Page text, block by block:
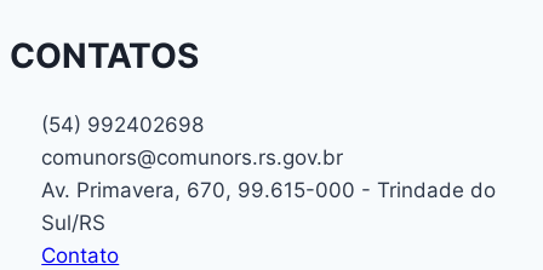
CONTATOS
(54) 992402698
comunors@comunors.rs.gov.br
Av. Primavera, 670, 99.615-000 - Trindade do
Sul/RS
Contato